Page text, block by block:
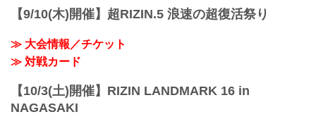
14:00〜 前売り¥5,000(税込)
当日¥5,500(税込) RIZIN S...
【9/10(木)開催】超RIZIN.5 浪速の超復活祭り
≫ 大会情報／チケット
≫ 対戦カード
【10/3(土)開催】RIZIN LANDMARK 16 in
NAGASAKI